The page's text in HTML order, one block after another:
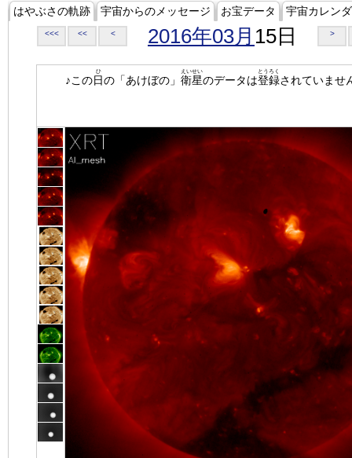
はやぶさの軌跡 宇宙からのメッセージ お宝データ 宇宙カレン
<<< << < 2016年03月 15日 >
♪この日
ひ
の「あけぼの」 衛星
えいせい
のデータは登録
とうろく
されていませ